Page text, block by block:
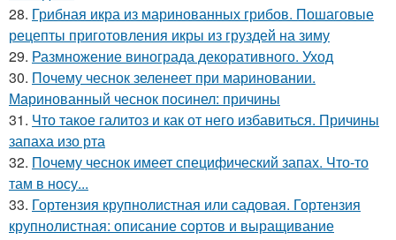
28. Грибная икра из маринованных грибов. Пошаговые
рецепты приготовления икры из груздей на зиму
29. Размножение винограда декоративного. Уход
30. Почему чеснок зеленеет при мариновании.
Маринованный чеснок посинел: причины
31. Что такое галитоз и как от него избавиться. Причины
запаха изо рта
32. Почему чеснок имеет специфический запах. Что-то
там в носу...
33. Гортензия крупнолистная или садовая. Гортензия
крупнолистная: описание сортов и выращивание